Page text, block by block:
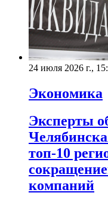
24 июля 2026 г.,
Экономика
Эксперты
топ-10
компаний